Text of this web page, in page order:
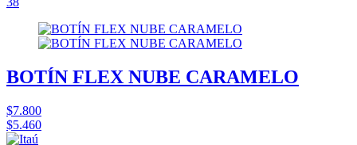
BOTÍN FLEX NUBE CARAMELO
$7.800
$5.460